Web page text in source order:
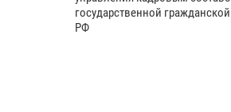
государственной
РФ